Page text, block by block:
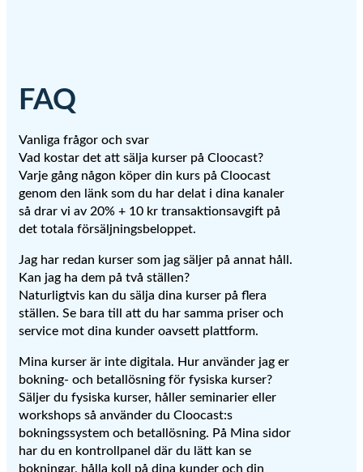
FAQ
Vanliga frågor och svar
Vad kostar det att sälja kurser på Cloocast?
Varje gång någon köper din kurs på Cloocast
genom den länk som du har delat i dina kanaler
så drar vi av 20% + 10 kr transaktionsavgift på
det totala försäljningsbeloppet.
Jag har redan kurser som jag säljer på annat håll.
Kan jag ha dem på två ställen?
Naturligtvis kan du sälja dina kurser på flera
ställen. Se bara till att du har samma priser och
service mot dina kunder oavsett plattform.
Mina kurser är inte digitala. Hur använder jag er
bokning- och betallösning för fysiska kurser?
Säljer du fysiska kurser, håller seminarier eller
workshops så använder du Cloocast:s
bokningssystem och betallösning. På Mina sidor
har du en kontrollpanel där du lätt kan se
bokningar, hålla koll på dina kunder och din